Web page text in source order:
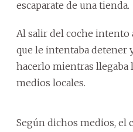
escaparate de una tienda.
Al salir del coche intento
que le intentaba detener
hacerlo mientras
medios locales.
Según dichos medios, el